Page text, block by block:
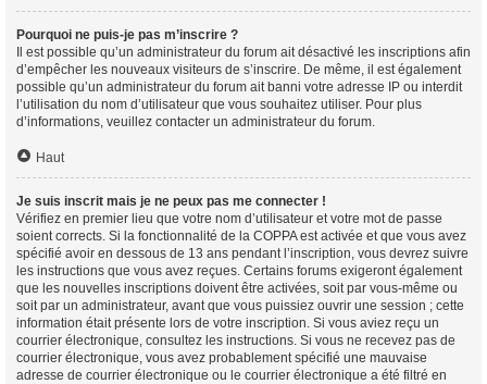
Pourquoi ne puis-je pas m’inscrire ?
Il est possible qu’un administrateur du forum ait désactivé les inscriptions afin
d’empêcher les nouveaux visiteurs de s’inscrire. De même, il est également
possible qu’un administrateur du forum ait banni votre adresse IP ou interdit
l’utilisation du nom d’utilisateur que vous souhaitez utiliser. Pour plus
d’informations, veuillez contacter un administrateur du forum.
Haut
Je suis inscrit mais je ne peux pas me connecter !
Vérifiez en premier lieu que votre nom d’utilisateur et votre mot de passe
soient corrects. Si la fonctionnalité de la COPPA est activée et que vous avez
spécifié avoir en dessous de 13 ans pendant l’inscription, vous devrez suivre
les instructions que vous avez reçues. Certains forums exigeront également
que les nouvelles inscriptions doivent être activées, soit par vous-même ou
soit par un administrateur, avant que vous puissiez ouvrir une session ; cette
information était présente lors de votre inscription. Si vous aviez reçu un
courrier électronique, consultez les instructions. Si vous ne recevez pas de
courrier électronique, vous avez probablement spécifié une mauvaise
adresse de courrier électronique ou le courrier électronique a été filtré en